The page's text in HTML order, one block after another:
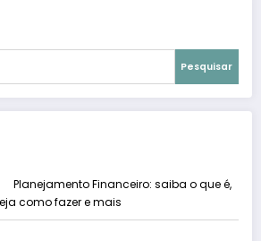
Pesquisar
Planejamento Financeiro: saiba o que é,
como fazer e mais